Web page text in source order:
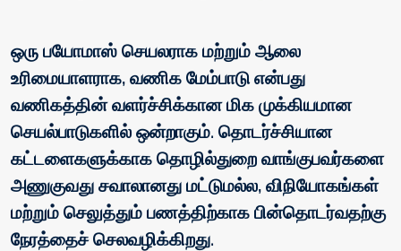
ஒரு பயோமாஸ் செயலராக மற்றும் ஆலை
உரிமையாளராக, வணிக மேம்பாடு என்பது
வணிகத்தின் வளர்ச்சிக்கான மிக முக்கியமான
செயல்பாடுகளில் ஒன்றாகும். தொடர்ச்சியான
கட்டளைகளுக்காக தொழில்துறை வாங்குபவர்களை
அணுகுவது சவாலானது மட்டுமல்ல, விநியோகங்கள்
மற்றும் செலுத்தும் பணத்திற்காக பின்தொடர்வதற்கு
நேரத்தைச் செலவழிக்கிறது.